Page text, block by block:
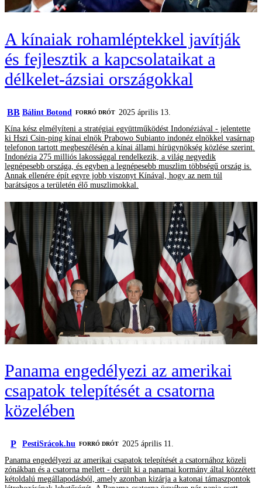
A kínaiak rohamléptekkel javítják
és fejlesztik a kapcsolataikat a
délkelet-ázsiai országokkal
BB Bálint Botond FORRÓ DRÓT
2025 április 13.
Kína kész elmélyíteni a stratégiai együttműködést Indonéziával - jelentette
ki Hszi Csin-ping kínai elnök Prabowo Subianto indonéz elnökkel vasárnap
telefonon tartott megbeszélésén a kínai állami hírügynökség közlése szerint.
Indonézia 275 milliós lakossággal rendelkezik, a világ negyedik
legnépesebb országa, és egyben a legnépesebb muszlim többségű ország is.
Annak ellenére épít egyre jobb viszonyt Kínával, hogy az nem túl
barátságos a területén élő muszlimokkal.
Panama engedélyezi az amerikai
csapatok telepítését a csatorna
közelében
P PestiSrácok.hu FORRÓ DRÓT 2025 április 11.
Panama engedélyezi az amerikai csapatok telepítését a csatornához közeli
zónákban és a csatorna mellett - derült ki a panamai kormány által közzétett
kétoldalú megállapodásból, amely azonban kizárja a katonai támaszpontok